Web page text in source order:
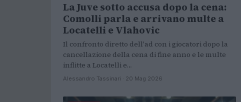
La Juve sotto accusa dopo la cena:
Comolli parla e arrivano multe a
Locatelli e Vlahovic
Il confronto diretto dell'ad con i giocatori dopo la
cancellazione della cena di fine anno e le multe
inflitte a Locatelli e…
Alessandro Tassinari · 20 Mag 2026